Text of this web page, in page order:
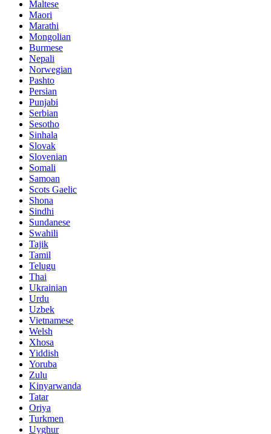
Maltese
Maori
Marathi
Mongolian
Burmese
Nepali
Norwegian
Pashto
Persian
Punjabi
Serbian
Sesotho
Sinhala
Slovak
Slovenian
Somali
Samoan
Scots Gaelic
Shona
Sindhi
Sundanese
Swahili
Tajik
Tamil
Telugu
Thai
Ukrainian
Urdu
Uzbek
Vietnamese
Welsh
Xhosa
Yiddish
Yoruba
Zulu
Kinyarwanda
Tatar
Oriya
Turkmen
Uyghur